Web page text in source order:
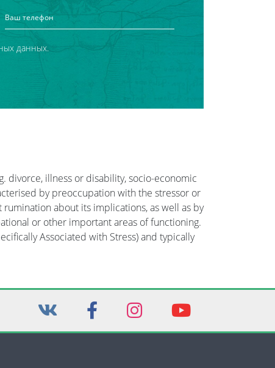
данных.
divorce, illness or disability, socio-economic
by preoccupation with the stressor or
about its implications, as well as by
or other important areas of functioning.
Associated with Stress) and typically